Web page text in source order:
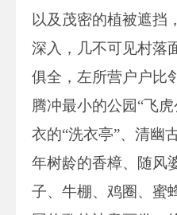
以及茂密的植被遮挡
深入，几不可见村落
俱全，左所营户户比
腾冲最小的公园“飞
衣的“洗衣亭”、清幽
年树龄的香樟、随风
子、牛棚、鸡圈、